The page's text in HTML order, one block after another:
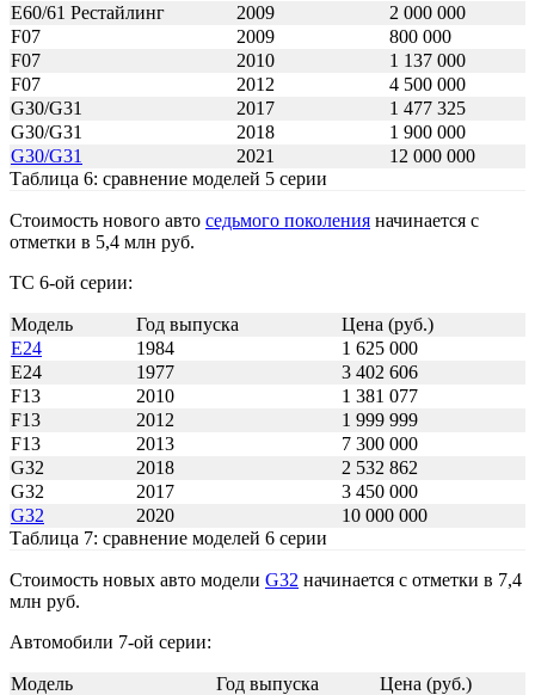
E60/61 Рестайлинг
2009
2 000 000
F07
2009
800 000
F07
2010
1 137 000
F07
2012
4 500 000
G30/G31
2017
1 477 325
G30/G31
2018
1 900 000
G30/G31
2021
12 000 000
Таблица 6: сравнение моделей 5 серии
Стоимость нового авто седьмого поколения начинается с
отметки в 5,4 млн руб.
ТС 6-ой серии:
Модель Год выпуска
Цена (руб.)
E24
1984
1 625 000
E24
1977
3 402 606
F13
2010
1 381 077
F13
2012
1 999 999
F13
2013
7 300 000
G32
2018
2 532 862
G32
2017
3 450 000
G32
2020
10 000 000
Таблица 7: сравнение моделей 6 серии
Стоимость новых авто модели G32 начинается с отметки в 7,4
млн руб.
Автомобили 7-ой серии:
Модель Год выпуска
Цена (руб.)